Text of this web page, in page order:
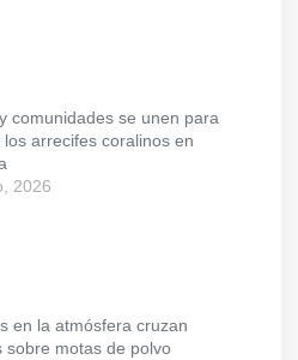
comunidades se unen para
los arrecifes coralinos en
2026
en la atmósfera cruzan
sobre motas de polvo